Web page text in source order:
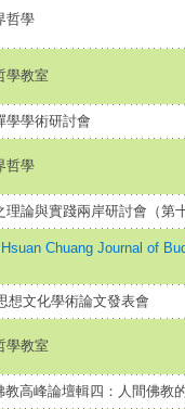
哲學
學教室
學學術研討會
哲學
理論與實踐兩岸研討會（第
Chuang Journal of
想文化學術論文發表會
學教室
教高峰論壇輯四：人間佛教